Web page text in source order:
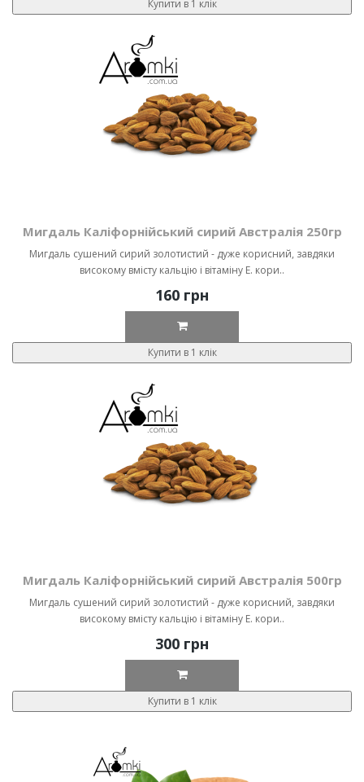
Купити в 1 клік
Мигдаль Каліфорнійський сирий Австралія 250гр
Мигдаль сушений сирий золотистий - дуже корисний, завдяки
високому вмісту кальцію і вітаміну Е. кори..
160 грн
Купити в 1 клік
Мигдаль Каліфорнійський сирий Австралія 500гр
Мигдаль сушений сирий золотистий - дуже корисний, завдяки
високому вмісту кальцію і вітаміну Е. кори..
300 грн
Купити в 1 клік